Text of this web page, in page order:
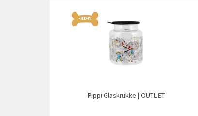
-30%
Pippi Glaskrukke | OUTLET